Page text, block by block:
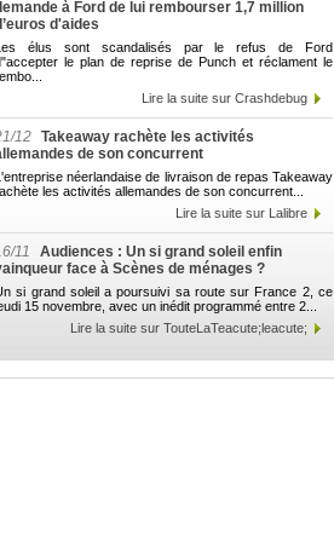
à Ford de lui rembourser 1,7 million
d'aides
élus sont scandalisés par le refus de Ford
le plan de reprise de Punch et réclament le
Lire la suite sur Crashdebug
12 Takeaway rachète les activités
de son concurrent
néerlandaise de livraison de repas Takeaway
les activités allemandes de son concurrent...
Lire la suite sur Lalibre
11
Audiences : Un si grand soleil enfin
face à Scènes de ménages ?
si grand soleil a poursuivi sa route sur France 2, ce
15 novembre, avec un inédit programmé entre 2...
Lire la suite sur TouteLaTeacute;leacute;